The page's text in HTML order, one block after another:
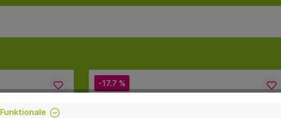
-17.7 %
Funktionale